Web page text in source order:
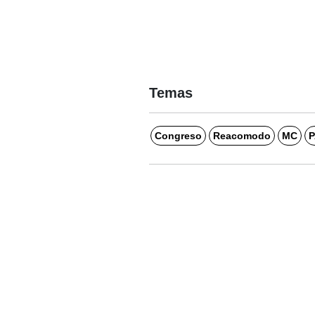
Temas
Congreso Reacomodo MC